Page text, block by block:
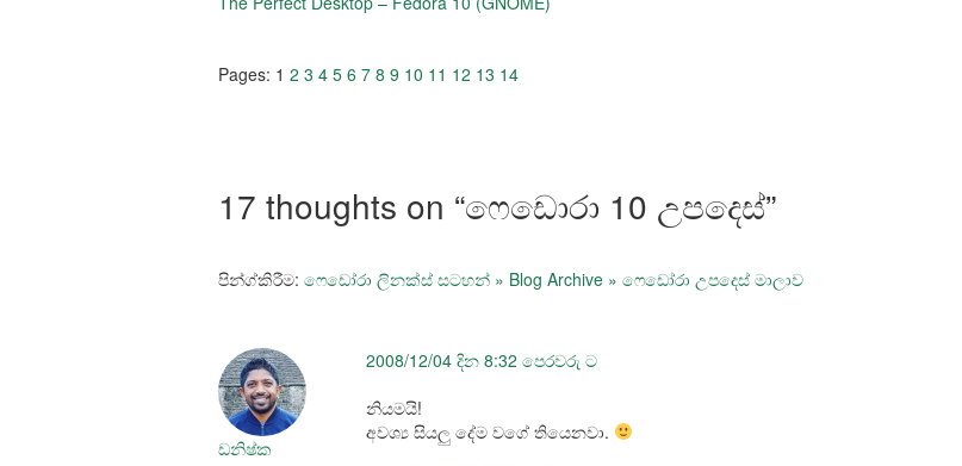
Pages: 1 2 3 4 5 6 7 8 9 10 11 12 13 14
17 thoughts on “ෆෙඩොරා 10 උපදෙස්”
පින්ග්කිරීම: ෆෙඩෝරා ලිනක්ස් සටහන් » Blog Archive » ෆෙඩෝරා උපදෙස් මාලාව
ඩනිෂ්ක
2008/12/04 දින 8:32 පෙරවරු ට
නියමයි!
අවශ්‍ය සියලු දේම වගේ තියෙනවා.